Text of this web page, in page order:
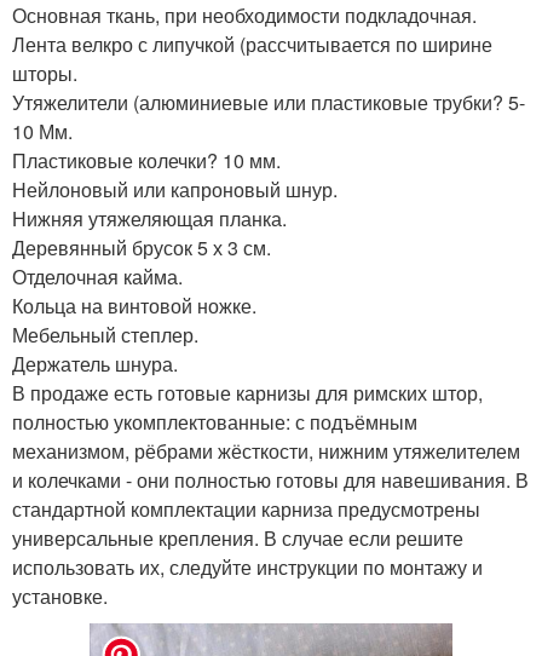
Основная ткань, при необходимости подкладочная.
Лента велкро с липучкой (рассчитывается по ширине
шторы.
Утяжелители (алюминиевые или пластиковые трубки? 5-
10 Мм.
Пластиковые колечки? 10 мм.
Нейлоновый или капроновый шнур.
Нижняя утяжеляющая планка.
Деревянный брусок 5 х 3 см.
Отделочная кайма.
Кольца на винтовой ножке.
Мебельный степлер.
Держатель шнура.
В продаже есть готовые карнизы для римских штор,
полностью укомплектованные: с подъёмным
механизмом, рёбрами жёсткости, нижним утяжелителем
и колечками - они полностью готовы для навешивания. В
стандартной комплектации карниза предусмотрены
универсальные крепления. В случае если решите
использовать их, следуйте инструкции по монтажу и
установке.